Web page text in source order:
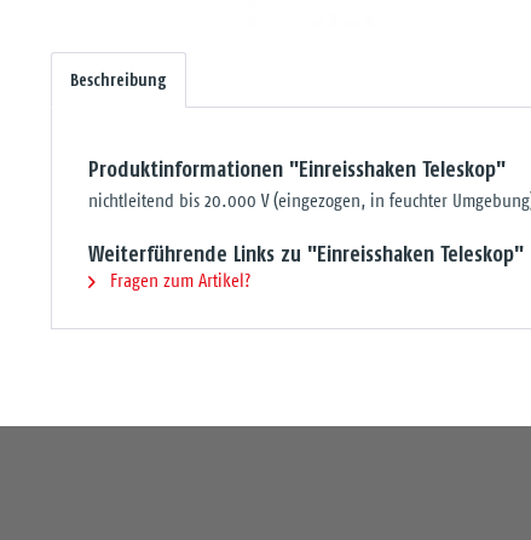
Beschreibung
Produktinformationen "Einreisshaken Teleskop"
nichtleitend bis 20.000 V (eingezogen, in feuchter
Weiterführende Links zu "Einreisshaken Teleskop"
Fragen zum Artikel?